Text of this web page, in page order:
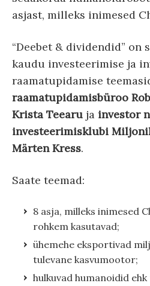
asjast, milleks inimesed
“Deebet & dividendid” on
kaudu investeerimise ja
raamatupidamise
raamatupidamisbüroo
Krista Teearu ja investor
investeerimisklubi
Märten Kress.
Saate teemad:
8 asja, milleks inimesed
rohkem kasutavad;
ühemehe eksportivad
tulevane kasvumootor;
hulkuvad humanoidid